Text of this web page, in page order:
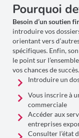
Pourquoi
Besoin d’un soutien
introduire vos
orientant vers
spécifiques. Enfin,
le point sur
vos chances de succès.
Introduire un
Vous inscrire à
commerciale
Accéder aux
entreprises
Consulter l’état